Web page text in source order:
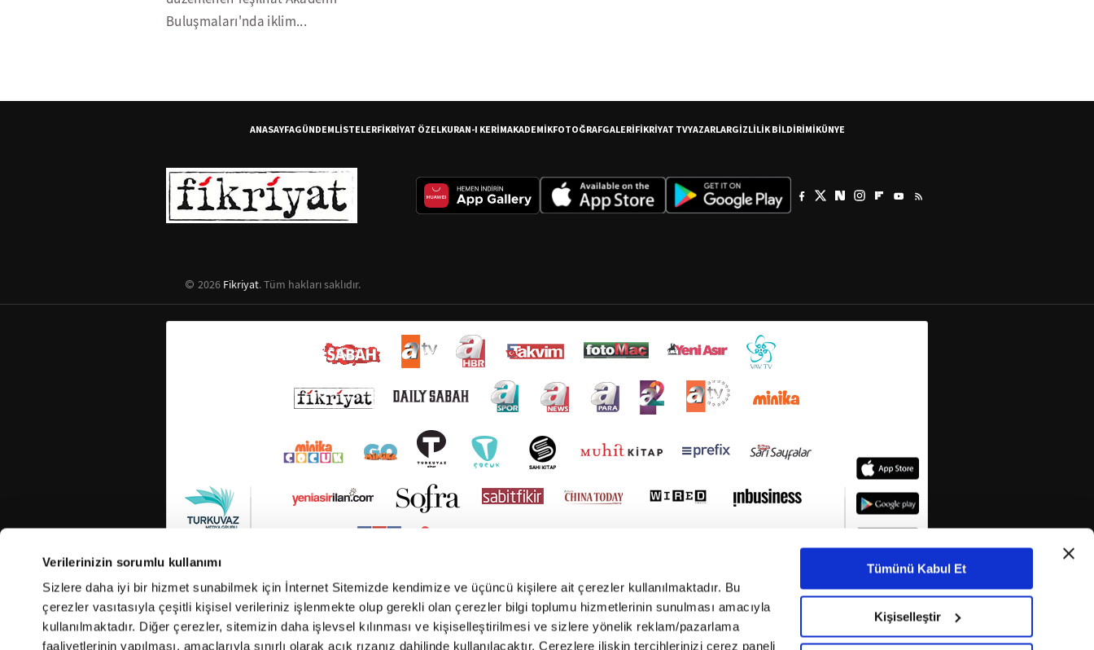
Verilerinizin sorumlu kullanımı
Sizlere daha iyi bir hizmet sunabilmek için İnternet Sitemizde kendimize ve üçüncü kişilere ait çerezler kullanılmaktadır. Bu
çerezler vasıtasıyla çeşitli kişisel verileriniz işlenmekte olup gerekli olan çerezler bilgi toplumu hizmetlerinin sunulması amacıyla
kullanılmaktadır. Diğer çerezler, sitemizin daha işlevsel kılınması ve kişiselleştirilmesi ve sizlere yönelik reklam/pazarlama
faaliyetlerinin yapılması, amaçlarıyla sınırlı olarak açık rızanız dahilinde kullanılacaktır. Çerezlere ilişkin tercihlerinizi çerez paneli
Tümünü Kabul Et
Kişiselleştir
Buluşmaları'nda iklim...
ANASAYFAGÜNDEMLİSTELERFİKRİYAT ÖZELKURAN-I KERİMAKADEMİKFOTOĞRAFGALERİFİKRİYAT TVYAZARLARGİZLİLİK BİLDİRİMİKÜNYE
2026 Fikriyat. Tüm hakları saklıdır.